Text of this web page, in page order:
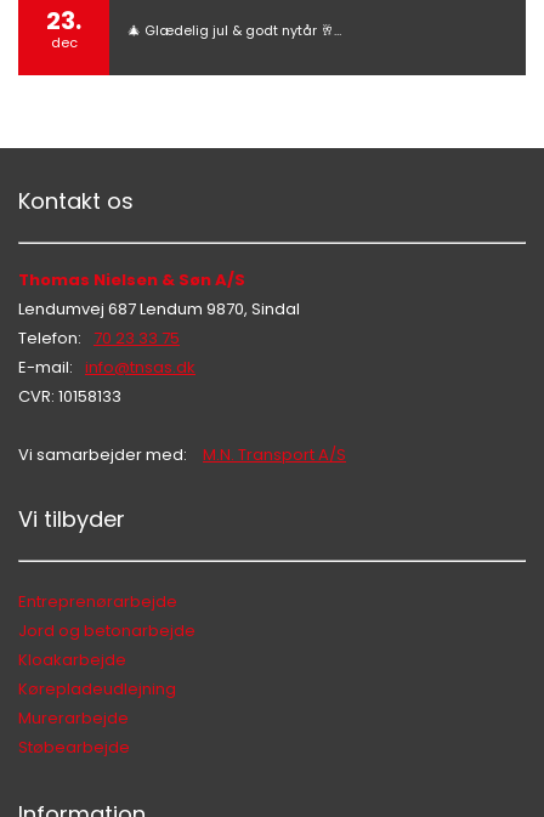
23.
dec
🎄 Glædelig jul & godt nytår 🥂…
Kontakt os
Thomas Nielsen & Søn A/S
Lendumvej 687 Lendum 9870, Sindal
Telefon: 70 23 33 75
E-mail: info@tnsas.dk
CVR: 10158133
Vi samarbejder med: M.N. Transport A/S
Vi tilbyder
Entreprenørarbejde
Jord og betonarbejde
Kloakarbejde
Kørepladeudlejning
Murerarbejde
Støbearbejde
Hej 👋
Hvordan kan vi hjælpe?
Har du et spørgsmål? Start en ny samtale
Tjenester